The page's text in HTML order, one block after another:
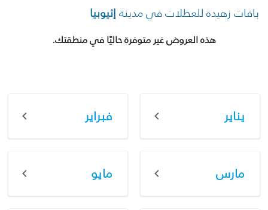
باقات زهيدة للعطلات في مدينة إثيوبيا
هذه العروض غير متوفرة حاليًا في منطقتك.
يناير فبراير
مارس مايو